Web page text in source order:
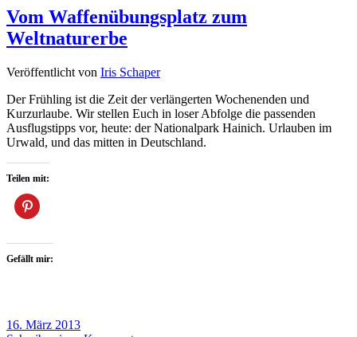
Vom Waffenübungsplatz zum
Weltnaturerbe
Veröffentlicht von Iris Schaper
Der Frühling ist die Zeit der verlängerten Wochenenden und
Kurzurlaube. Wir stellen Euch in loser Abfolge die passenden
Ausflugstipps vor, heute: der Nationalpark Hainich. Urlauben im
Urwald, und das mitten in Deutschland.
Teilen mit:
Gefällt mir:
16. März 2013